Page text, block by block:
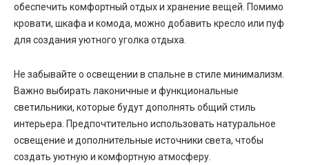
обеспечить комфортный отдых и хранение вещей. Помимо
кровати, шкафа и комода, можно добавить кресло или пуф
для создания уютного уголка отдыха.
Не забывайте о освещении в спальне в стиле минимализм.
Важно выбирать лаконичные и функциональные
светильники, которые будут дополнять общий стиль
интерьера. Предпочтительно использовать натуральное
освещение и дополнительные источники света, чтобы
создать уютную и комфортную атмосферу.